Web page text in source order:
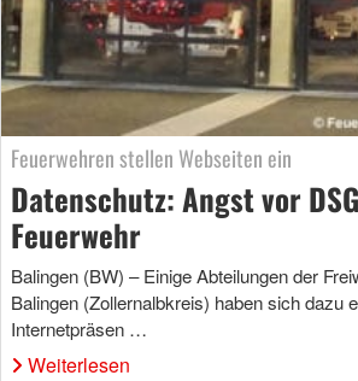
Feuerwehren stellen Webseiten ein
Datenschutz: Angst vor
Feuerwehr
Balingen (BW) – Einige Abteilungen der
Balingen (Zollernalbkreis) haben sich dazu
Internetpräsen …
Weiterlesen